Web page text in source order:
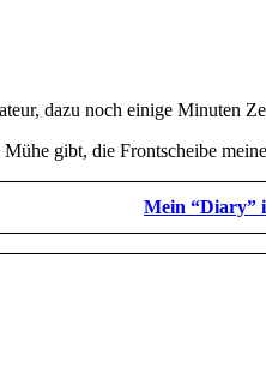
dazu noch einige Minuten
gibt, die Frontscheibe
Mein “Diary”